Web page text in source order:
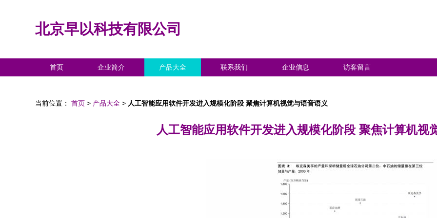
北京早以科技有限公司
首页 企业简介 产品大全 联系我们 企业信息 访客留言
当前位置： 首页 > 产品大全 > 人工智能应用软件开发进入规模化阶段 聚焦计算机视觉与语音语义
人工智能应用软件开发进入规模化阶段 聚焦计算机视